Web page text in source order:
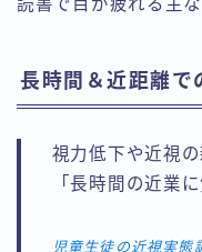
長時間＆近距離で
視力低下や近視
「長時間の近業
児童生徒の近視実態